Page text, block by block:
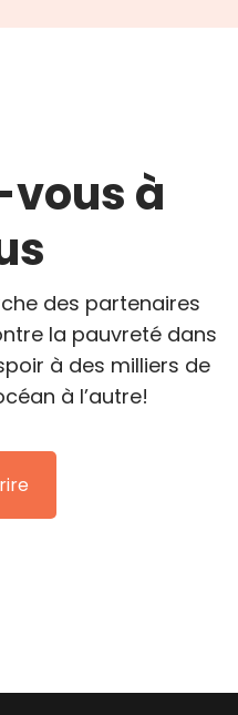
à
des partenaires
la pauvreté dans
à des milliers de
à l’autre!